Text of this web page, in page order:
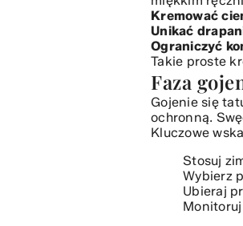
Dlaczego
Co robić, gdy
Kremować
Unikać
Ograniczyć
Takie proste
Faza
Gojenie się
ochronną.
Kluczowe
Stosuj
Wybierz
Ubieraj